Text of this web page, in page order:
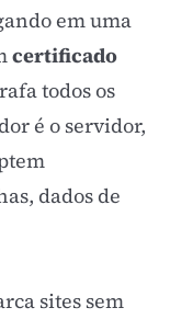
em uma
certificado
todos os
é o servidor,
dados de
sites sem